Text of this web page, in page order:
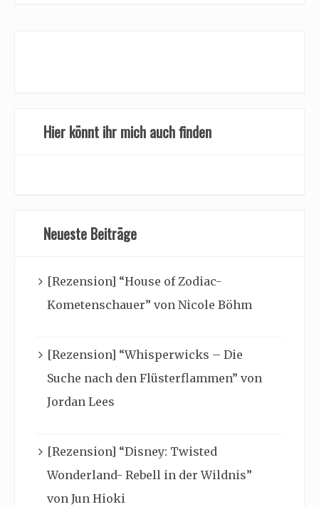
Hier könnt ihr mich auch finden
Neueste Beiträge
[Rezension] “House of Zodiac-
Kometenschauer” von Nicole Böhm
[Rezension] “Whisperwicks – Die
Suche nach den Flüsterflammen” von
Jordan Lees
[Rezension] “Disney: Twisted
Wonderland- Rebell in der Wildnis”
von Jun Hioki